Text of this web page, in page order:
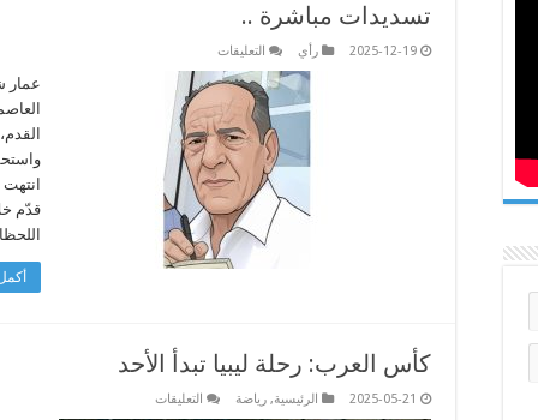
تسديدات مباشرة ..
2025-12-19 رأي التعليقات
مباشرة
مغلقة
عمار
قدّم
كأس العرب: رحلة ليبيا تبدأ الأحد
2025-05-21 الرئيسية, رياضة التعليقات